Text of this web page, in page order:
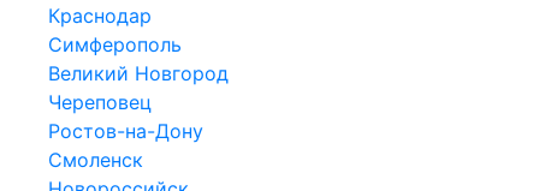
Краснодар
Симферополь
Великий Новгород
Череповец
Ростов-на-Дону
Смоленск